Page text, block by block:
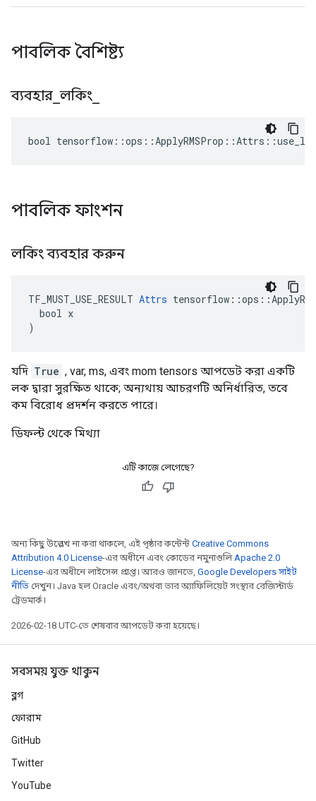
পাবলিক বৈশিষ্ট্য
ব্যবহার _লকিং
bool
পাবলিক ফাংশন
লকিং ব্যবহার করুন
TF_MUST_USE_RESULT Attrs
  bool x
)
যদি True , var, ms, এবং mom tensors আপডেট করা একটি
লক দ্বারা সুরক্ষিত থাকে; অন্যথায় আচরণটি অনির্ধারিত, তবে
কম বিরোধ প্রদর্শন করতে পারে।
ডিফল্ট থেকে মিথ্যা
এটি কাজে লেগেছে?
অন্য কিছু উল্লেখ না করা থাকলে, এই পৃষ্ঠার কন্টেন্ট Creative Commons
Attribution 4.0 License-এর অধীনে এবং কোডের নমুনাগুলিApache 2.0
License-এর অধীনে লাইসেন্স প্রাপ্ত। আরও জানতে, Google Developers সাইট
নীতি দেখুন। Java হল Oracle এবং/অথবা তার অ্যাফিলিয়েট সংস্থার রেজিস্টার্ড
ট্রেডমার্ক।
2026-02-18 UTC-তে শেষবার আপডেট করা হয়েছে।
সবসময় যুক্ত থাকুন
ব্লগ
ফোরাম
GitHub
Twitter
YouTube